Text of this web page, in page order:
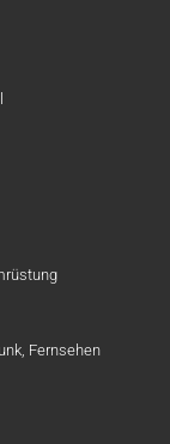
Fernsehen